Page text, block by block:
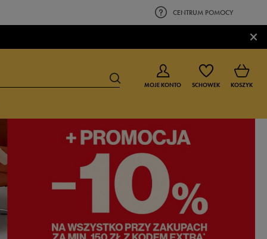
CENTRUM POMOCY
×
BUTY DLA CHŁOPCA BUTY DLA DZIEWCZYNKI
0-4 lat
4-8 lat
9-16 lat
MOJE KONTO SCHOWEK KOSZYK